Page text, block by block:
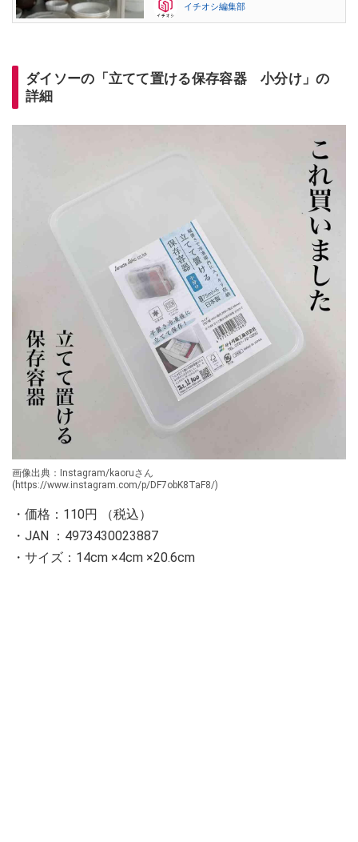
イチオシ編集部
ダイソーの「立てて置ける保存容器 小分け」の
詳細
画像出典：Instagram/kaoruさん
(https://www.instagram.com/p/DF7obK8TaF8/)
・価格：110円 （税込）
・JAN ：4973430023887
・サイズ：14cm ×4cm ×20.6cm